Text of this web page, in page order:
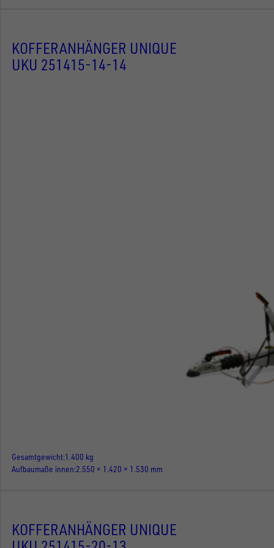
KOFFERANHÄNGER UNIQUE
UKU 251415-14-14
Gesamtgewicht 1.400 kg
Aufbaumaße innen 2.550 × 1.420 × 1.530 mm
KOFFERANHÄNGER UNIQUE